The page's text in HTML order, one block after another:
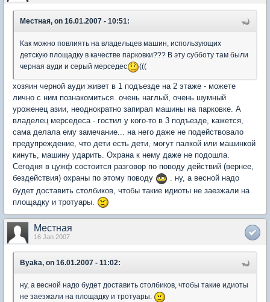
Местная, on 16.01.2007 - 10:51:
Как можно повлиять на владельцев машин, использующих
детскую площадку в качестве парковки??? В эту субботу там были
черная ауди и серый мерседес
(((
хозяин черной ауди живет в 1 подъезде на 2 этаже - можете
лично с ним познакомиться. очень наглый, очень шумный
уроженец азии, неоднократно запирал машины на парковке. А
владелец мерседеса - гостил у кого-то в 3 подъезде, кажется,
сама делала ему замечание... на него даже не подействовало
предупреждение, что дети есть дети, могут палкой или машинкой
кинуть, машину ударить. Охрана к нему даже не подошла.
Сегодня в цужф состоится разговор по поводу действий (вернее,
бездействия) охраны по этому поводу
. ну, а весной надо
будет доставить столбиков, чтобы такие идиоты не заезжали на
площадку и тротуары.
Местная
16 Jan 2007
Byaka, on 16.01.2007 - 11:02:
ну, а весной надо будет доставить столбиков, чтобы такие идиоты
не заезжали на площадку и тротуары.